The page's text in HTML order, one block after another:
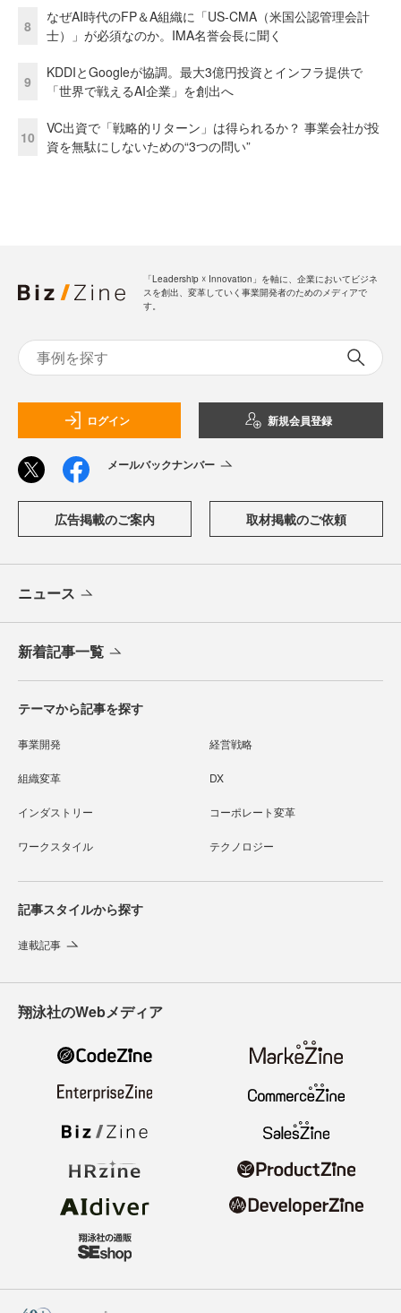
8
なぜAI時代のFP＆A組織に「US-CMA（米国公認管理会計
士）」が必須なのか。IMA名誉会長に聞く
9
KDDIとGoogleが協調。最大3億円投資とインフラ提供で
「世界で戦えるAI企業」を創出へ
10
VC出資で「戦略的リターン」は得られるか？ 事業会社が投
資を無駄にしないための“3つの問い”
「Leadership ☓ Innovation」を軸に、企業においてビジネ
スを創出、変革していく事業開発者のためのメディアで
す。
ログイン 新規会員登録
メールバックナンバー
広告掲載のご案内 取材掲載のご依頼
ニュース
新着記事一覧
テーマから記事を探す
事業開発 経営戦略
組織変革 DX
インダストリー コーポレート変革
ワークスタイル テクノロジー
記事スタイルから探す
連載記事
翔泳社のWebメディア